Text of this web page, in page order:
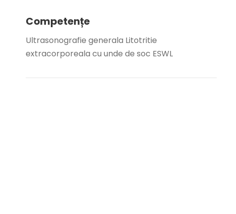
Competențe
Ultrasonografie generala Litotritie
extracorporeala cu unde de soc ESWL